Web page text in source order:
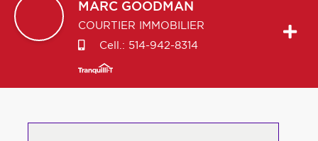
MARC GOODMAN
COURTIER IMMOBILIER
Cell.: 514-942-8314